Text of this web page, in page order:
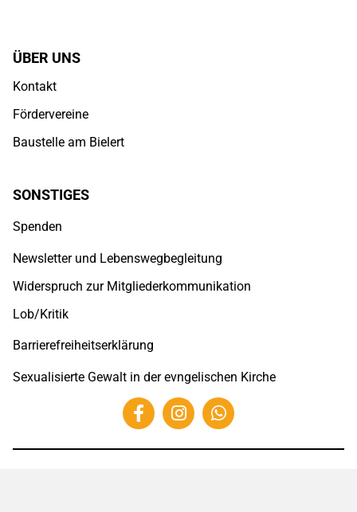
ÜBER UNS
Kontakt
Fördervereine
Baustelle am Bielert
SONSTIGES
Spenden
Newsletter und Lebenswegbegleitung
Widerspruch zur Mitgliederkommunikation
Lob/Kritik
Barrierefreiheitserklärung
Sexualisierte Gewalt in der evngelischen Kirche